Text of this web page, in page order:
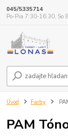
045/5335714
Po-Pia 7:30-16.30, So
Úvod Farby
PAM